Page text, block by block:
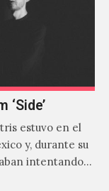
estuvo en el
y, durante su
intentando…